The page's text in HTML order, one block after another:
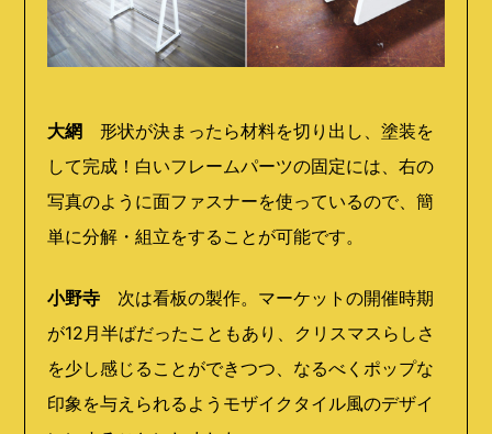
大網 形状が決まったら材料を切り出し、塗装を
して完成！白いフレームパーツの固定には、右の
写真のように面ファスナーを使っているので、簡
単に分解・組立をすることが可能です。
小野寺 次は看板の製作。マーケットの開催時期
が12月半ばだったこともあり、クリスマスらしさ
を少し感じることができつつ、なるべくポップな
印象を与えられるようモザイクタイル風のデザイ